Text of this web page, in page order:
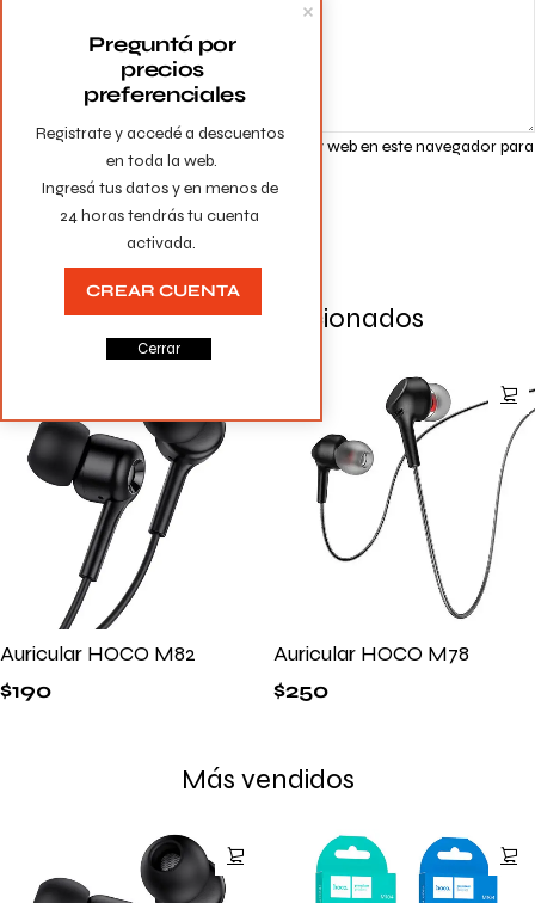
Guarda mi nombre, correo electrónico y web en este navegador para
Productos Relacionados
Auricular HOCO M82
$190
Auricular HOCO M78
$250
Más vendidos
Registrate y accedé a descuentos
en toda la web.
Ingresá tus datos y en menos de
24 horas tendrás tu cuenta
activada.
Preguntá por
precios
preferenciales
CREAR CUENTA
Cerrar